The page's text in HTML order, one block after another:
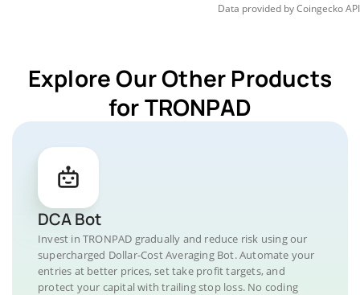
Data provided byCoingeckoAPI
Explore Our Other Products
for TRONPAD
DCA Bot
Invest in TRONPAD gradually and reduce risk using our
supercharged Dollar-Cost Averaging Bot. Automate your
entries at better prices, set take profit targets, and
protect your capital with trailing stop loss. No coding